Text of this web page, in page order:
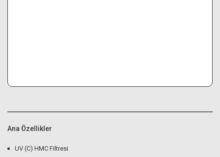
Ana Özellikler
UV (C) HMC Filtresi